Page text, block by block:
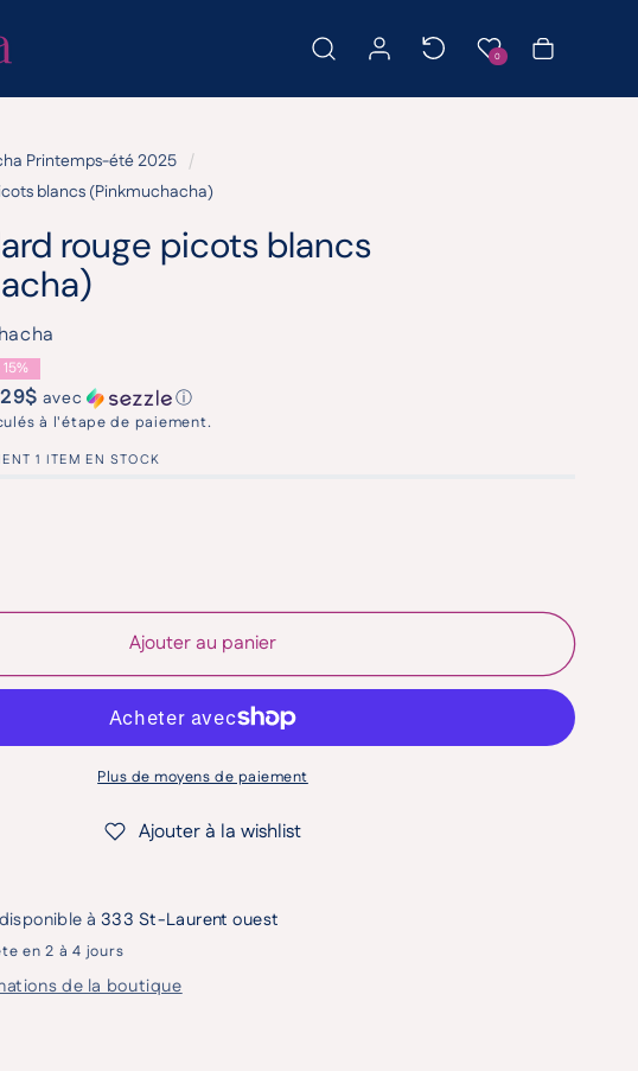
Connexion
Produits récemment consultés
Liste de souhaits
0 Panier
Printemps-été 2025
blancs (Pinkmuchacha)
rouge picots blancs
avec ⓘ
à l'étape de paiement.
1 ITEM EN STOCK
de Grand Foulard rouge picots blancs (Pinkmuchacha)
la quantité de Grand Foulard rouge picots blancs
Ajouter au panier
Plus de moyens de paiement
Ajouter à la wishlist
à 333 St-Laurent ouest
en 2 à 4 jours
de la boutique